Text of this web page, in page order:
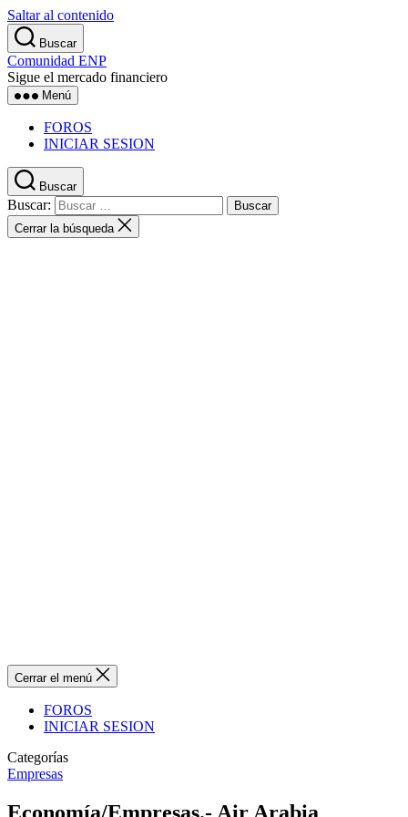
Saltar al contenido
Buscar
Comunidad ENP
Sigue el mercado financiero
Menú
FOROS
INICIAR SESION
Buscar
Buscar:
Cerrar la búsqueda
Cerrar el menú
FOROS
INICIAR SESION
Categorías
Empresas